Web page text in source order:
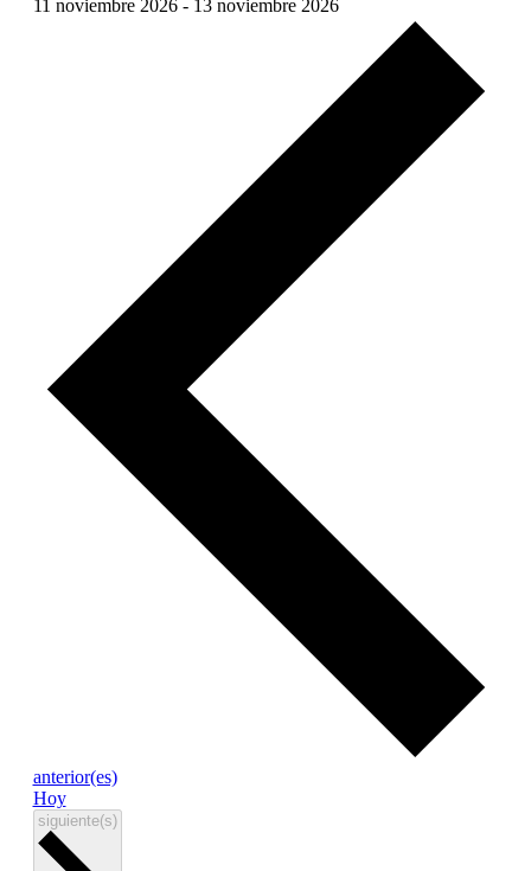
11 noviembre 2026- 13 noviembre 2026
Eventos
anterior(es)
Hoy
Eventos
siguiente(s)